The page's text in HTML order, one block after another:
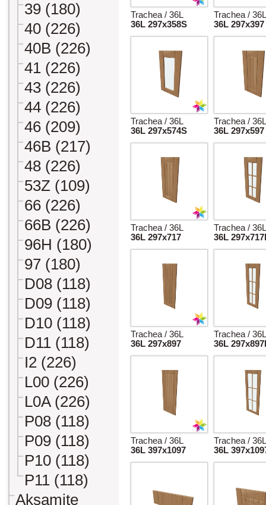
39 (180)
40 (226)
40B (226)
41 (226)
43 (226)
44 (226)
46 (209)
46B (217)
48 (226)
53Z (109)
66 (226)
66B (226)
96H (180)
97 (180)
D08 (118)
D09 (118)
D10 (118)
D11 (118)
I2 (226)
L00 (226)
L0A (226)
P08 (118)
P09 (118)
P10 (118)
P11 (118)
Aksamite
Trachea / 36L
36L 297x358S
Trachea / 36L
36L 297x397
Trachea / 36L
36L 297x574S
Trachea / 36L
36L 297x597
Trachea / 36L
36L 297x717
Trachea / 36L
36L
Trachea / 36L
36L 297x897
Trachea / 36L
36L
Trachea / 36L
36L 397x1097
Trachea / 36L
36L